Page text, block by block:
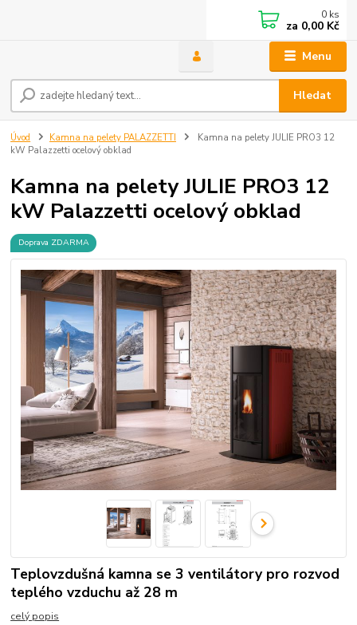
Menu
Hledat
0 ks
za 0,00 Kč
Úvod Kamna na pelety PALAZZETTI
Kamna na pelety JULIE PRO3 12
kW Palazzetti ocelový obklad
Kamna na pelety JULIE PRO3 12
kW Palazzetti ocelový obklad
Doprava ZDARMA
Teplovzdušná kamna se 3 ventilátory pro rozvod
teplého vzduchu až 28 m
celý popis